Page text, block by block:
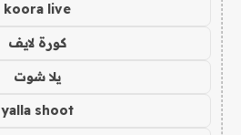
koora live
كورة لايف
يلا شوت
yalla shoot